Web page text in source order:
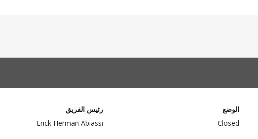
الوضع
Closed
رئيس الفريق
Erick Herman Abiassi